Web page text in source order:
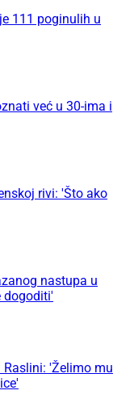
111 poginulih u
već u 30-ima i
rivi: 'Što ako
nastupa u
dogoditi'
'Želimo mu